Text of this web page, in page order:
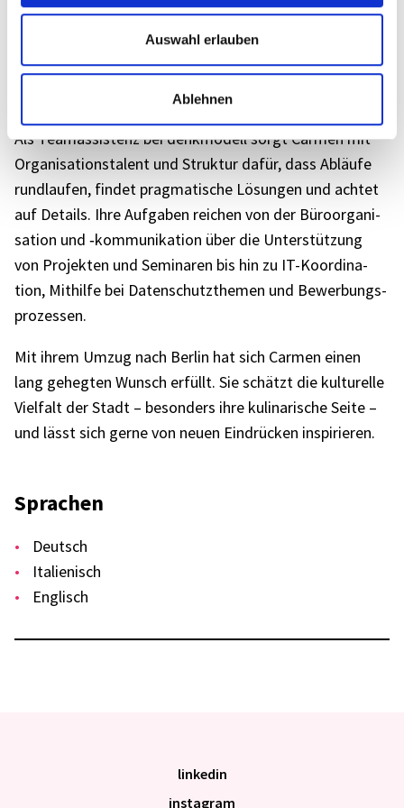
Auswahl erlauben
Ablehnen
den Über­blick. Beson­ders wich­tig ist ihr, dass Quali­tät
und Ästhe­tik zusam­men­kom­men – gut durch­dachte
und anspre­chend gestal­tete Ergeb­nisse liegen ihr am
Als Team­as­sis­tenz bei denk­mo­dell sorgt Carmen mit
Orga­ni­sa­ti­ons­ta­lent und Struk­tur dafür, dass Abläufe
rund­lau­fen, findet prag­ma­ti­sche Lösun­gen und achtet
auf Details. Ihre Aufga­ben reichen von der Büro­or­ga­ni­
sa­tion und ‑kommu­ni­ka­tion über die Unter­stüt­zung
von Projek­ten und Semi­na­ren bis hin zu IT-Koor­di­na­
tion, Mithilfe bei Daten­schutz­the­men und Bewer­bungs­
pro­zes­sen.
Mit ihrem Umzug nach Berlin hat sich Carmen einen
lang geheg­ten Wunsch erfüllt. Sie schätzt die kultu­relle
Viel­falt der Stadt – beson­ders ihre kuli­na­ri­sche Seite –
und lässt sich gerne von neuen Eindrü­cken inspi­rie­ren.
Spra­chen
Deutsch
Italie­nisch
Englisch
linkedin
instagram